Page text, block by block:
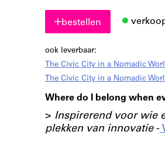
bestellen
ook leverbaar:
The Civic City in a Nomadic
The Civic City in a Nomadic
Where do I belong when
> Inspirerend voor wie
plekken van innovatie -